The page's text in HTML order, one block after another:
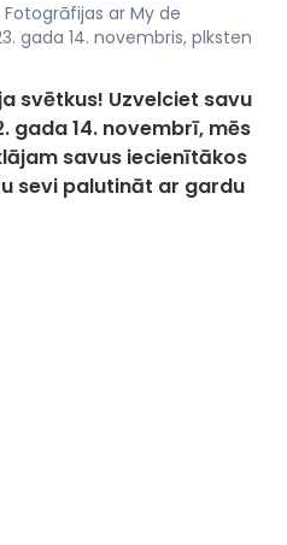
Fotogrāfijas ar My de
gada 14. novembris, plksten
svētkus! Uzvelciet savu
gada 14. novembrī, mēs
savus iecienītākos
sevi palutināt ar gardu